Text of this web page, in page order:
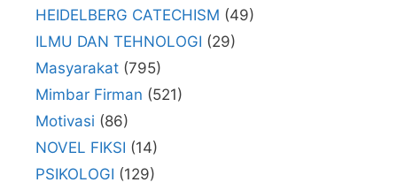
HEIDELBERG CATECHISM (49)
ILMU DAN TEHNOLOGI (29)
Masyarakat (795)
Mimbar Firman (521)
Motivasi (86)
NOVEL FIKSI (14)
PSIKOLOGI (129)